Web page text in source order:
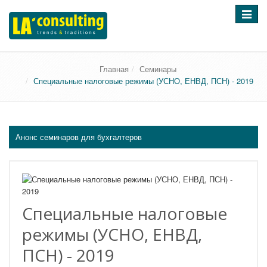
Главная
Семинары
Специальные налоговые режимы (УСНО, ЕНВД, ПСН) - 2019
Анонс семинаров для бухгалтеров
Специальные налоговые
режимы (УСНО, ЕНВД,
ПСН) - 2019